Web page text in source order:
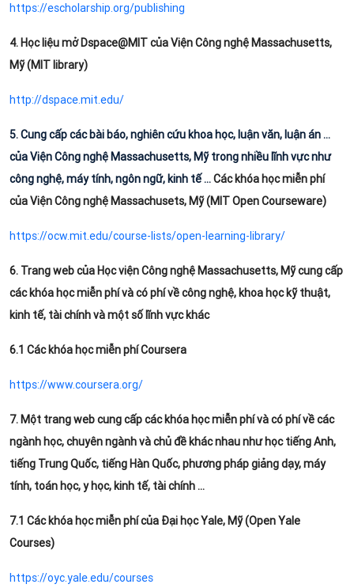
https://escholarship.org/publishing
4. Học liệu mở Dspace@MIT của Viện Công nghệ Massachusetts,
Mỹ (MIT library)
http://dspace.mit.edu/
5. Cung cấp các bài báo, nghiên cứu khoa học, luận văn, luận án …
của Viện Công nghệ Massachusetts, Mỹ trong nhiều lĩnh vực như
công nghệ, máy tính, ngôn ngữ, kinh tế …Các khóa học miễn phí
của Viện Công nghệ Massachusets, Mỹ (MIT Open Courseware)
https://ocw.mit.edu/course-lists/open-learning-library/
6. Trang web của Học viện Công nghệ Massachusetts, Mỹ cung cấp
các khóa học miễn phí và có phí về công nghệ, khoa học kỹ thuật,
kinh tế, tài chính và một số lĩnh vực khác
6.1 Các khóa học miễn phí Coursera
https://www.coursera.org/
7. Một trang web cung cấp các khóa học miễn phí và có phí về các
ngành học, chuyên ngành và chủ đề khác nhau như học tiếng Anh,
tiếng Trung Quốc, tiếng Hàn Quốc, phương pháp giảng dạy, máy
tính, toán học, y học, kinh tế, tài chính ...
7.1 Các khóa học miễn phí của Đại học Yale, Mỹ (Open Yale
Courses)
https://oyc.yale.edu/courses